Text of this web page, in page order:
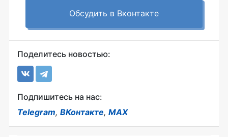
Обсудить в Вконтакте
Поделитесь новостью:
Подпишитесь на нас:
Telegram, ВКонтакте, MAX